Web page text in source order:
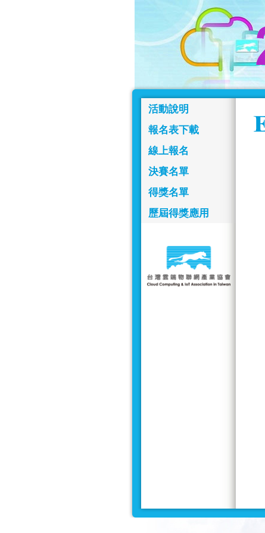
活動說明
報名表下載
線上報名
決賽名單
得獎名單
歷屆得獎應用